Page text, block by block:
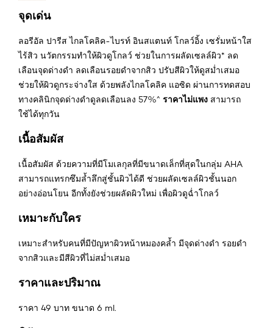
จุดเด่น
ลอรีอัล ปารีส ไกลโคลิค-ไบรท์ อินสแตนท์ โกลว์อิ้ง เซรั่มหน้าใส
ไร้สิว นวัตกรรมทำให้ผิวดูโกลว์ ช่วยในการผลัดเซลล์ผิว* ลด
เลือนจุดด่างดำ ลดเลือนรอยดำจากสิว ปรับสีผิวให้ดูสม่ำเสมอ
ช่วยให้ผิวดูกระจ่างใส ด้วยพลังไกลโคลิค แอซิด ผ่านการทดสอบ
ทางคลินิกจุดด่างดำดูลดเลือนลง 57%^ ราคาไม่แพง สามารถ
ใช้ได้ทุกวัน
เนื้อสัมผัส
เนื้อสัมผัส ด้วยความที่มีโมเลกุลที่มีขนาดเล็กที่สุดในกลุ่ม AHA
สามารถแทรกซึมล้ำลึกสู่ชั้นผิวได้ดี ช่วยผลัดเซลล์ผิวชั้นนอก
อย่างอ่อนโยน อีกทั้งยังช่วยผลัดผิวใหม่ เพื่อผิวดูฉ่ำโกลว์
เหมาะกับใคร
เหมาะสำหรับคนที่มีปัญหาผิวหน้าหมองคล้ำ มีจุดด่างดำ รอยดำ
จากสิวและมีสีผิวที่ไม่สม่ำเสมอ
ราคาและปริมาณ
ราคา 49 บาท ขนาด 6 ml.